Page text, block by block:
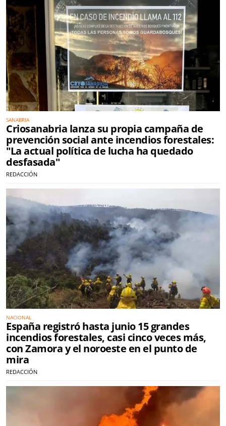
SANABRIA
Criosanabria lanza su propia campaña de
prevención social ante incendios forestales:
"La actual política de lucha ha quedado
desfasada"
REDACCIÓN
NACIONAL
España registró hasta junio 15 grandes
incendios forestales, casi cinco veces más,
con Zamora y el noroeste en el punto de
mira
REDACCIÓN